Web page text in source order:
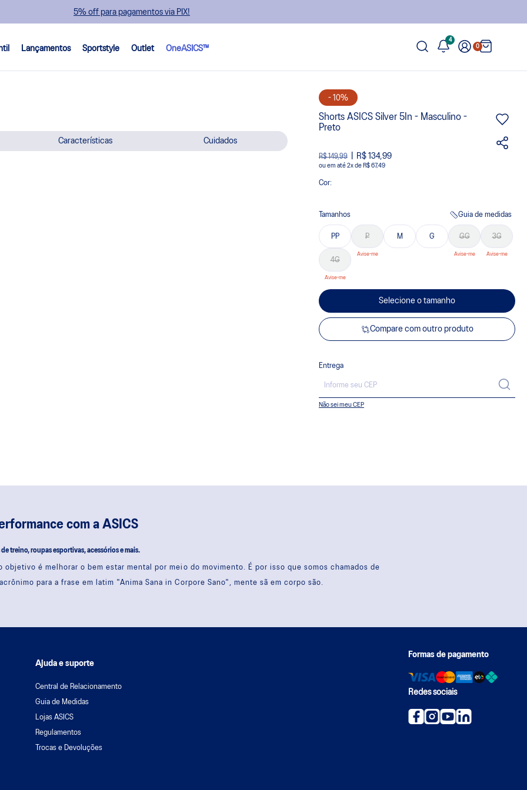
5% off para pagamentos via PIX!
Lançamentos Sportstyle Outlet OneASICS™
4
0
Características Cuidados
- 10%
Shorts ASICS Silver 5In - Masculino -
Preto
R$ 149,99 R$ 134,99
ou 2x de R$ 67,49
Cor:
Tamanhos Guia de medidas
PP P M G GG 3G
4G
Selecione o tamanho
Compare com outro produto
Entrega
Não sei meu CEP
com a ASICS
de treino, roupas esportivas, acessórios e mais.
objetivo é melhorar o bem estar mental por meio do movimento. É por isso que somos chamados de
para a frase em latim "Anima Sana in Corpore Sano", mente sã em corpo são.
Ajuda e suporte
Central de Relacionamento
Guia de Medidas
Lojas ASICS
Regulamentos
Trocas e Devoluções
Formas de pagamento
Redes sociais